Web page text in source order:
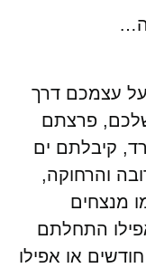
עצמכם דרך
פרצתם
קיבלתם ים
והרחוקה,
מנצחים
התחלתם
או אפילו